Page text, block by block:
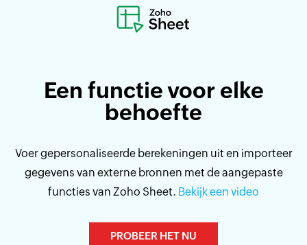
Een functie voor elke
behoefte
Voer gepersonaliseerde berekeningen uit en importeer
gegevens van externe bronnen met de aangepaste
functies van Zoho Sheet. Bekijk een video
PROBEER HET NU